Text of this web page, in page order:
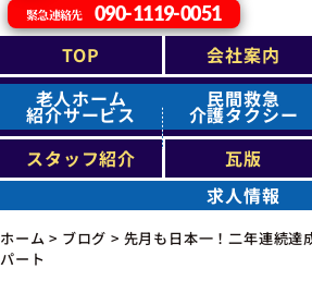
緊急連絡先 090-1119-0051
TOP 会社案内
老人ホーム
紹介サービス
民間救急
介護タクシー
スタッフ紹介
瓦版
求人情報
ホーム > ブログ > 先月も日本一！二年連続達
パート